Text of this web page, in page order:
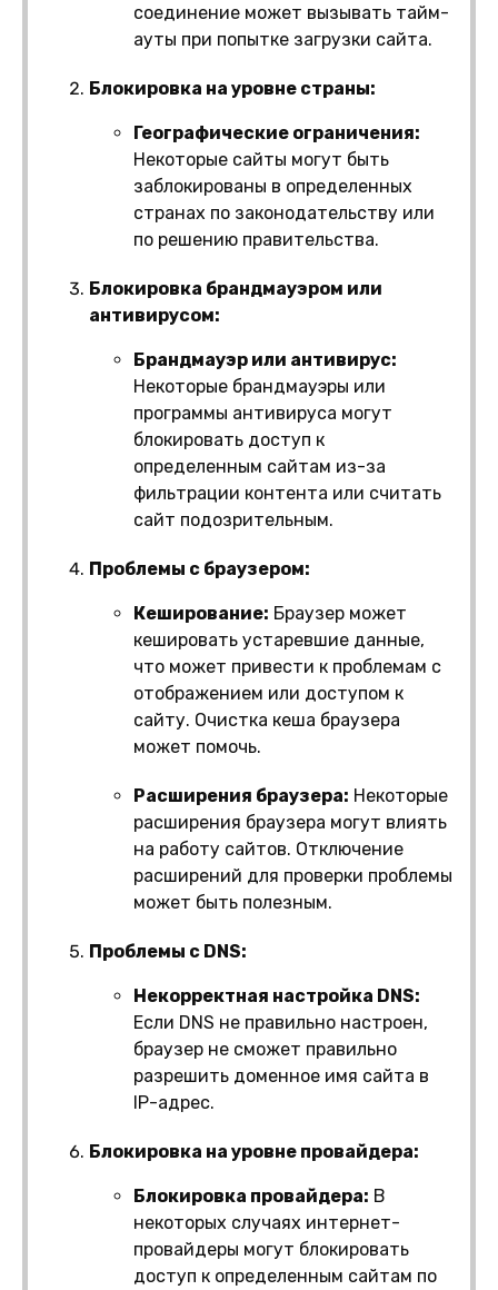
соединение может вызывать тайм-
ауты при попытке загрузки сайта.
Блокировка на уровне страны:
Географические ограничения:
Некоторые сайты могут быть
заблокированы в определенных
странах по законодательству или
по решению правительства.
Блокировка брандмауэром или
антивирусом:
Брандмауэр или антивирус:
Некоторые брандмауэры или
программы антивируса могут
блокировать доступ к
определенным сайтам из-за
фильтрации контента или считать
сайт подозрительным.
Проблемы с браузером:
Кеширование: Браузер может
кешировать устаревшие данные,
что может привести к проблемам с
отображением или доступом к
сайту. Очистка кеша браузера
может помочь.
Расширения браузера: Некоторые
расширения браузера могут влиять
на работу сайтов. Отключение
расширений для проверки проблемы
может быть полезным.
Проблемы с DNS:
Некорректная настройка DNS:
Если DNS не правильно настроен,
браузер не сможет правильно
разрешить доменное имя сайта в
IP-адрес.
Блокировка на уровне провайдера:
Блокировка провайдера: В
некоторых случаях интернет-
провайдеры могут блокировать
доступ к определенным сайтам по